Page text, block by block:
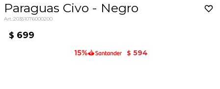
Paraguas Civo - Negro
20351076000200
$ 699
$ 594